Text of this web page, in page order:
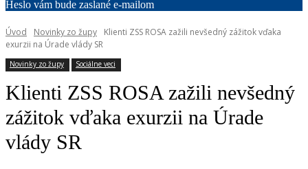
Heslo vám bude zaslané e-mailom
Úvod Novinky zo župy
Klienti ZSS ROSA zažili nevšedný zážitok vďaka
exurzii na Úrade vlády SR
Novinky zo župy Sociálne veci
Klienti ZSS ROSA zažili nevšedný
zážitok vďaka exurzii na Úrade
vlády SR